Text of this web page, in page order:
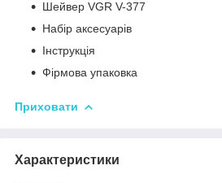
Шейвер VGR V-377
Набір аксесуарів
Інструкція
Фірмова упаковка
Приховати
Характеристики